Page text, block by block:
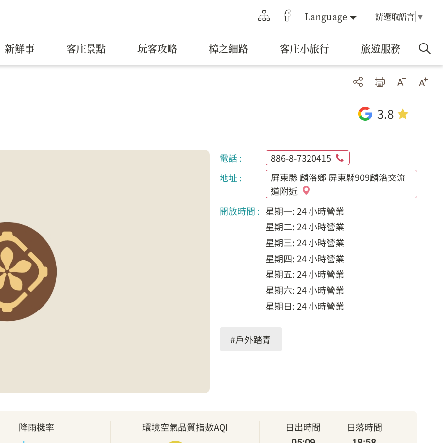
Language 請選取語言 ▼
新鮮事 客庄景點 玩客攻略 樟之細路 客庄小旅行 旅遊服務
3.8
電話 :
886-8-7320415
地址 :
屏東縣 麟洛鄉 屏東縣909麟洛交流
道附近
開放時間 : 星期一: 24 小時營業
星期二: 24 小時營業
星期三: 24 小時營業
星期四: 24 小時營業
星期五: 24 小時營業
星期六: 24 小時營業
星期日: 24 小時營業
#戶外踏青
降雨機率 環境空氣品質指數AQI 日出時間 日落時間